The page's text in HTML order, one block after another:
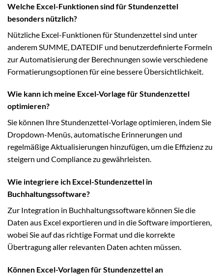
Welche Excel-Funktionen sind für Stundenzettel
besonders nützlich?
Nützliche Excel-Funktionen für Stundenzettel sind unter
anderem SUMME, DATEDIF und benutzerdefinierte Formeln
zur Automatisierung der Berechnungen sowie verschiedene
Formatierungsoptionen für eine bessere Übersichtlichkeit.
Wie kann ich meine Excel-Vorlage für Stundenzettel
optimieren?
Sie können Ihre Stundenzettel-Vorlage optimieren, indem Sie
Dropdown-Menüs, automatische Erinnerungen und
regelmäßige Aktualisierungen hinzufügen, um die Effizienz zu
steigern und Compliance zu gewährleisten.
Wie integriere ich Excel-Stundenzettel in
Buchhaltungssoftware?
Zur Integration in Buchhaltungssoftware können Sie die
Daten aus Excel exportieren und in die Software importieren,
wobei Sie auf das richtige Format und die korrekte
Übertragung aller relevanten Daten achten müssen.
Können Excel-Vorlagen für Stundenzettel an